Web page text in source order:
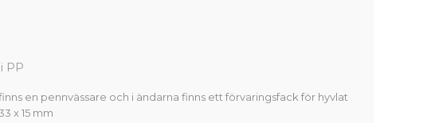
PP
en pennvässare och i ändarna finns ett förvaringsfack för hyvlat
x 15 mm